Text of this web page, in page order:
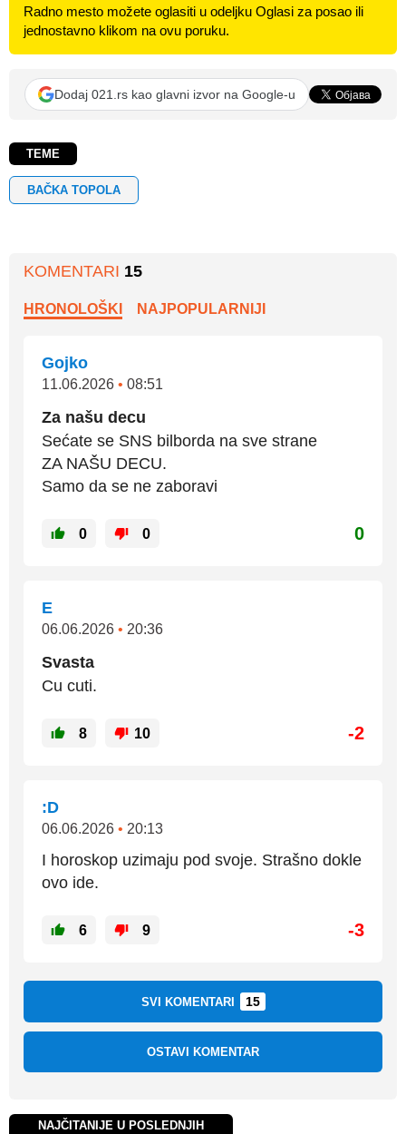
Radno mesto možete oglasiti u odeljku Oglasi za posao ili
jednostavno klikom na ovu poruku.
Dodaj 021.rs kao glavni izvor na Google-u
TEME
BAČKA TOPOLA
KOMENTARI 15
HRONOLOŠKI NAJPOPULARNIJI
Gojko
11.06.2026 • 08:51
Za našu decu
Sećate se SNS bilborda na sve strane
ZA NAŠU DECU.
Samo da se ne zaboravi
0 0 0
E
06.06.2026 • 20:36
Svasta
Cu cuti.
8 10 -2
:D
06.06.2026 • 20:13
I horoskop uzimaju pod svoje. Strašno dokle
ovo ide.
6 9 -3
SVI KOMENTARI 15
OSTAVI KOMENTAR
NAJČITANIJE U POSLEDNJIH